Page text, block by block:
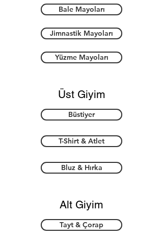
Bale Mayoları
Jimnastik Mayoları
Yüzme Mayoları
Üst Giyim
Büstiyer
T-Shirt & Atlet
Bluz & Hırka
Alt Giyim
Tayt & Çorap